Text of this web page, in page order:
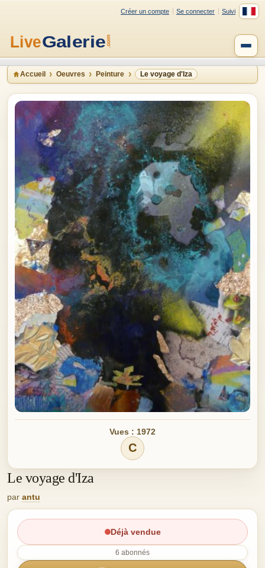
Créer un compte Se connecter Suivi
Accueil Oeuvres Peinture Le voyage d'Iza
Vues : 1972
C
Le voyage d'Iza
par antu
Déjà vendue
6 abonnés